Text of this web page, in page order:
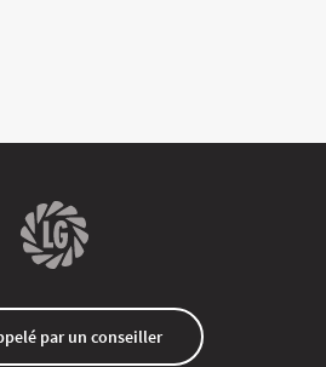
par un conseiller